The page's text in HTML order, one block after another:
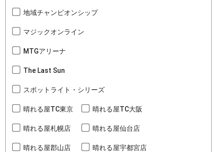
地域チャンピオンシップ
マジックオンライン
MTGアリーナ
The Last Sun
スポットライト・シリーズ
晴れる屋TC東京 晴れる屋TC大阪
晴れる屋札幌店 晴れる屋仙台店
晴れる屋郡山店 晴れる屋宇都宮店